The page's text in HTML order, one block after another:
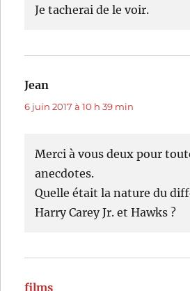
Je tacherai de le voir.
Jean
6 juin 2017 à 10 h 39 min
Merci à vous deux pour
anecdotes.
Quelle était la nature du
Harry Carey Jr. et Hawks ?
films